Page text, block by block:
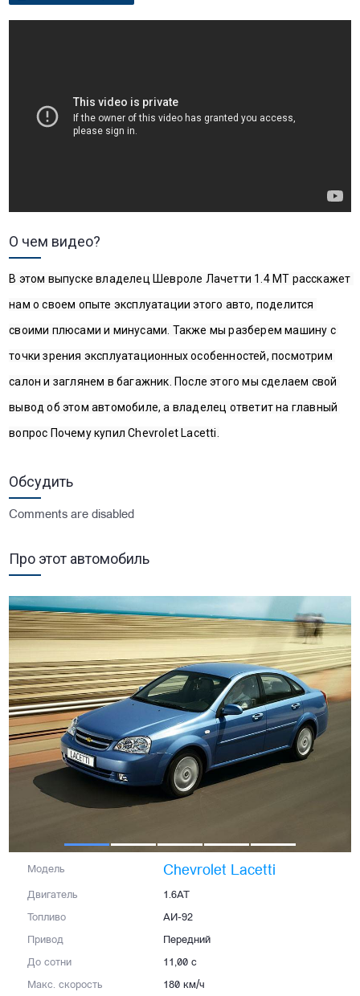
О чем видео?
В этом выпуске владелец Шевроле Лачетти 1.4 МТ расскажет
нам о своем опыте эксплуатации этого авто, поделится
своими плюсами и минусами. Также мы разберем машину с
точки зрения эксплуатационных особенностей, посмотрим
салон и заглянем в багажник. После этого мы сделаем свой
вывод об этом автомобиле, а владелец ответит на главный
вопрос Почему купил Chevrolet Lacetti.
Обсудить
Comments are disabled
Про этот автомобиль
Модель Chevrolet Lacetti
Двигатель 1.6AT
Топливо АИ-92
Привод Передний
До сотни 11,00 с
Макс. скорость 180 км/ч